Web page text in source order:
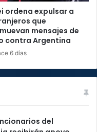
ordena expulsar a
que
mensajes de
contra Argentina
6 días
del